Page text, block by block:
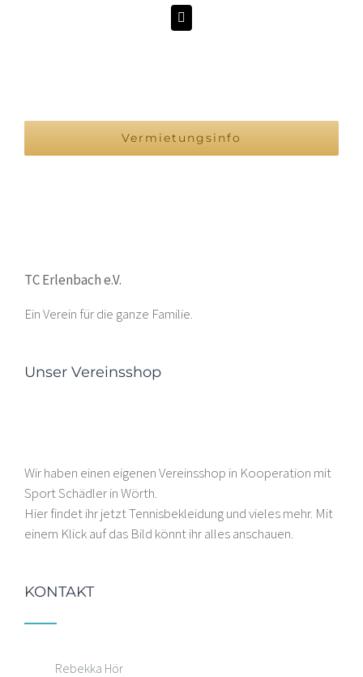
Vermietungsinfo
TC Erlenbach e.V.
Ein Verein für die ganze Familie.
Unser Vereinsshop
Wir haben einen eigenen Vereinsshop in Kooperation mit
Sport Schädler in Wörth.
Hier findet ihr jetzt Tennisbekleidung und vieles mehr. Mit
einem Klick auf das Bild könnt ihr alles anschauen.
KONTAKT
Rebekka Hör